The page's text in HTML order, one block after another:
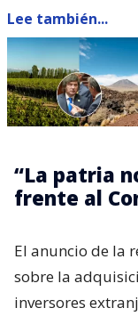
Lee también...
“La patria
frente al
El anuncio de la
sobre la
inversores